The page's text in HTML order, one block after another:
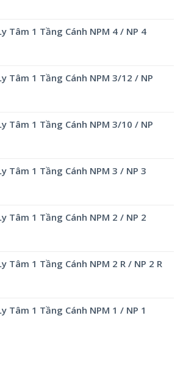
Tâm 1 Tầng Cánh NPM 4 / NP 4
Tâm 1 Tầng Cánh NPM 3/12 / NP
Tâm 1 Tầng Cánh NPM 3/10 / NP
Tâm 1 Tầng Cánh NPM 3 / NP 3
Tâm 1 Tầng Cánh NPM 2 / NP 2
Tâm 1 Tầng Cánh NPM 2 R / NP 2 R
Tâm 1 Tầng Cánh NPM 1 / NP 1